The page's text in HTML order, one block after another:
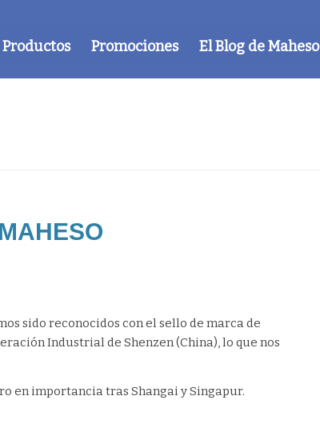
Productos Promociones El Blog de Maheso
sido reconocidos con el sello de marca de
Industrial de Shenzen (China), lo que nos
en importancia tras Shangai y Singapur.